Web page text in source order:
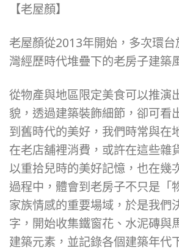
【老屋顏】
老屋顏從2013年開始，多次環
灣經歷時代堆疊下的老房子建築
從物產與地區限定美食可以推演
貌，透過建築裝飾細節，卻可看
到舊時代的美好，我們時常與在
在老店舖裡消費，或許在這些雜
以重拾兒時的美好記憶，也在幾
過程中，體會到老房子不只是「
家族情感的重要場域，於是我們
字，開始收集鐵窗花、水泥磚與
建築元素，並記錄各個建築年代